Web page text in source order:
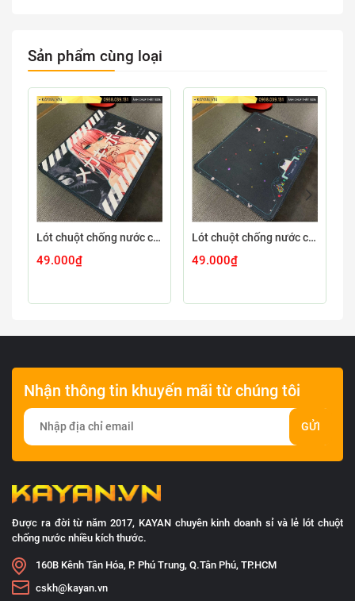
Sản phẩm cùng loại
Lót chuột chống nước cỡ nhỏ 26x21cm dày 3mm S-107-26X21 (ZEROTWO-01)
49.000₫
Lót chuột chống nước cỡ nhỏ 26x21cm dày 3mm S-103-26X21 (GAMECONSO-09)
49.000₫
Nhận thông tin khuyến mãi từ chúng tôi
GỬI
Được ra đời từ năm 2017, KAYAN chuyên kinh doanh sỉ và lẻ lót chuột
chống nước nhiều kích thước.
160B Kênh Tân Hóa, P. Phú Trung, Q.Tân Phú, TP.HCM
cskh@kayan.vn